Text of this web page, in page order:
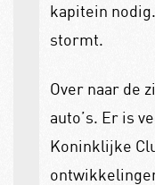
kapitein
stormt.
Over naar de
auto’s. Er is
Koninklijke